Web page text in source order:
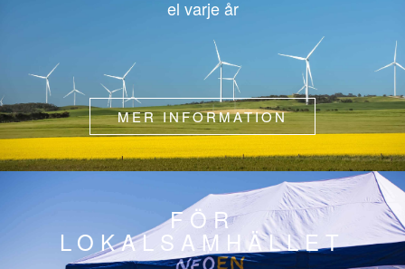
el varje år
MER INFORMATION
FÖR
LOKALSAMHÄLLET